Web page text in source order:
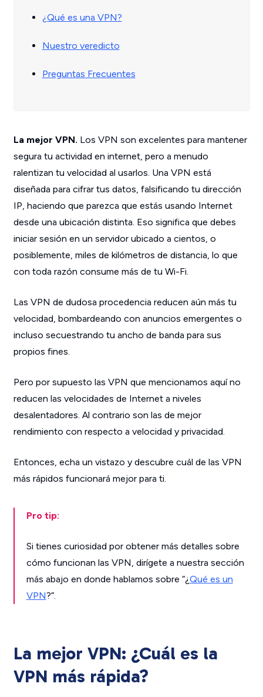
¿Qué es una VPN?
Nuestro veredicto
Preguntas Frecuentes
La mejor VPN. Los VPN son excelentes para mantener
segura tu actividad en internet, pero a menudo
ralentizan tu velocidad al usarlos. Una VPN está
diseñada para cifrar tus datos, falsificando tu dirección
IP, haciendo que parezca que estás usando Internet
desde una ubicación distinta. Eso significa que debes
iniciar sesión en un servidor ubicado a cientos, o
posiblemente, miles de kilómetros de distancia, lo que
con toda razón consume más de tu Wi-Fi.
Las VPN de dudosa procedencia reducen aún más tu
velocidad, bombardeando con anuncios emergentes o
incluso secuestrando tu ancho de banda para sus
propios fines.
Pero por supuesto las VPN que mencionamos aquí no
reducen las velocidades de Internet a niveles
desalentadores. Al contrario son las de mejor
rendimiento con respecto a velocidad y privacidad.
Entonces, echa un vistazo y descubre cuál de las VPN
más rápidos funcionará mejor para ti.
Pro tip:
Si tienes curiosidad por obtener más detalles sobre
cómo funcionan las VPN, dirígete a nuestra sección
más abajo en donde hablamos sobre “¿Qué es un
VPN?”.
La mejor VPN: ¿Cuál es la
VPN más rápida?